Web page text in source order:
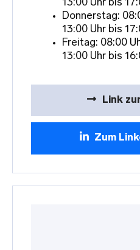
13:00 Uhr bis
Donnerstag:
13:00 Uhr bis
Freitag: 08:00
13:00 Uhr bis
Link
Zum